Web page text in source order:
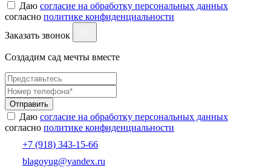
Даю согласие на обработку персональных данных
согласно политике конфиденциальности
Заказать звонок
Создадим сад мечты вместе
Отправить
Даю согласие на обработку персональных данных
согласно политике конфиденциальности
+7 (918) 343-15-66
blagoyug@yandex.ru